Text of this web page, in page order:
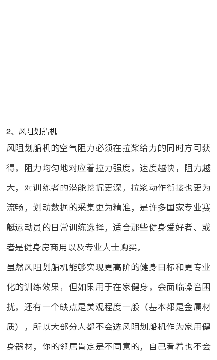
2、风阻划船机
风阻划船机的空气阻力必须在拉桨给力的同时方可获
得，阻力均匀地对应着拉力强度，速度越快，阻力越
大，对训练者的潜能挖掘更深，拉浆动作衔接也更为
流畅，划动数据的采集更为精准，是许多国家专业赛
艇运动员的日常训练选择，适合那些健身爱好者、或
者是健身房商用以及专业人士购买。
虽然风阻划船机能够实现更高阶的健身目标和更专业
化的训练效果，但如果用于在家健身，会面临噪音困
扰，还有一个缺点是美观程度一般（基本都是金属材
质），所以大部分人都不会选风阻划船机作为家用健
身器材，你的邻居肯定是不同意的，自己看着也不会